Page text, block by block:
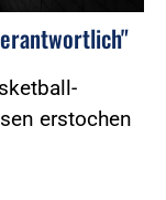
erstochen